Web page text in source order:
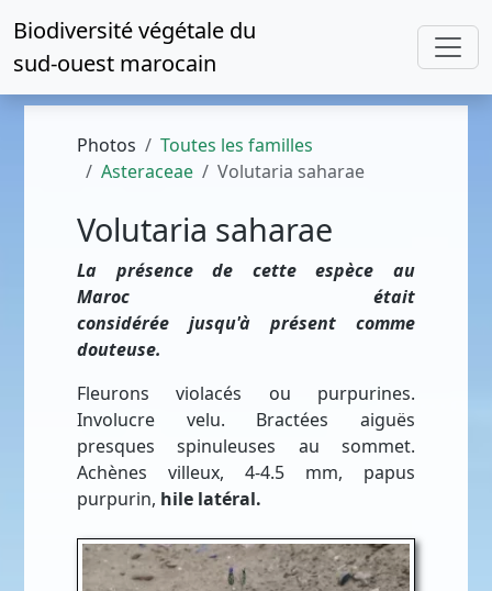
Biodiversité végétale du
sud-ouest marocain
Photos
Toutes les familles
Asteraceae
Volutaria saharae
Volutaria saharae
La présence de cette espèce au
Maroc était
considérée jusqu'à présent comme
douteuse.
Fleurons violacés ou purpurines.
Involucre velu. Bractées aiguës
presques spinuleuses au sommet.
Achènes villeux, 4-4.5 mm, papus
purpurin, hile latéral.